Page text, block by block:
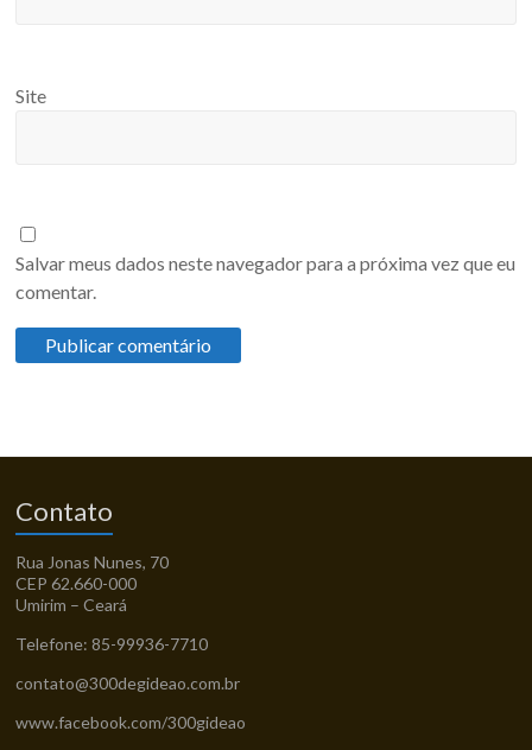
Site
Salvar meus dados neste navegador para a próxima vez que eu
comentar.
Contato
Rua Jonas Nunes, 70
CEP 62.660-000
Umirim – Ceará
Telefone: 85-99936-7710
contato@300degideao.com.br
www.facebook.com/300gideao